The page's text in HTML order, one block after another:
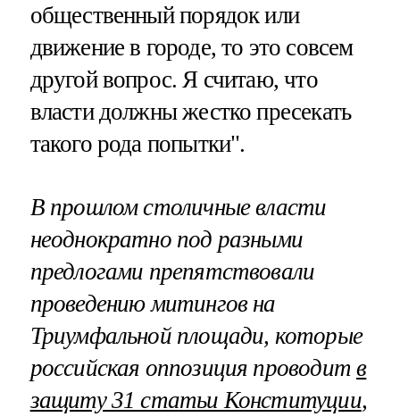
общественный порядок или
движение в городе, то это совсем
другой вопрос. Я считаю, что
власти должны жестко пресекать
такого рода попытки".
В прошлом столичные власти
неоднократно под разными
предлогами препятствовали
проведению митингов на
Триумфальной площади, которые
российская оппозиция проводитв
защиту 31 статьи Конституции,